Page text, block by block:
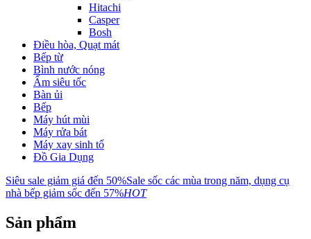
Hitachi
Casper
Bosh
Điều hòa, Quạt mát
Bếp từ
Bình nước nóng
Ấm siêu tốc
Bàn ủi
Bếp
Máy hút mùi
Máy rửa bát
Máy xay sinh tố
Đồ Gia Dụng
Siêu sale giảm giá đến 50%Sale sốc các mùa trong năm, dụng cụ
nhà bếp giảm sốc đến 57%HOT
Sản phẩm